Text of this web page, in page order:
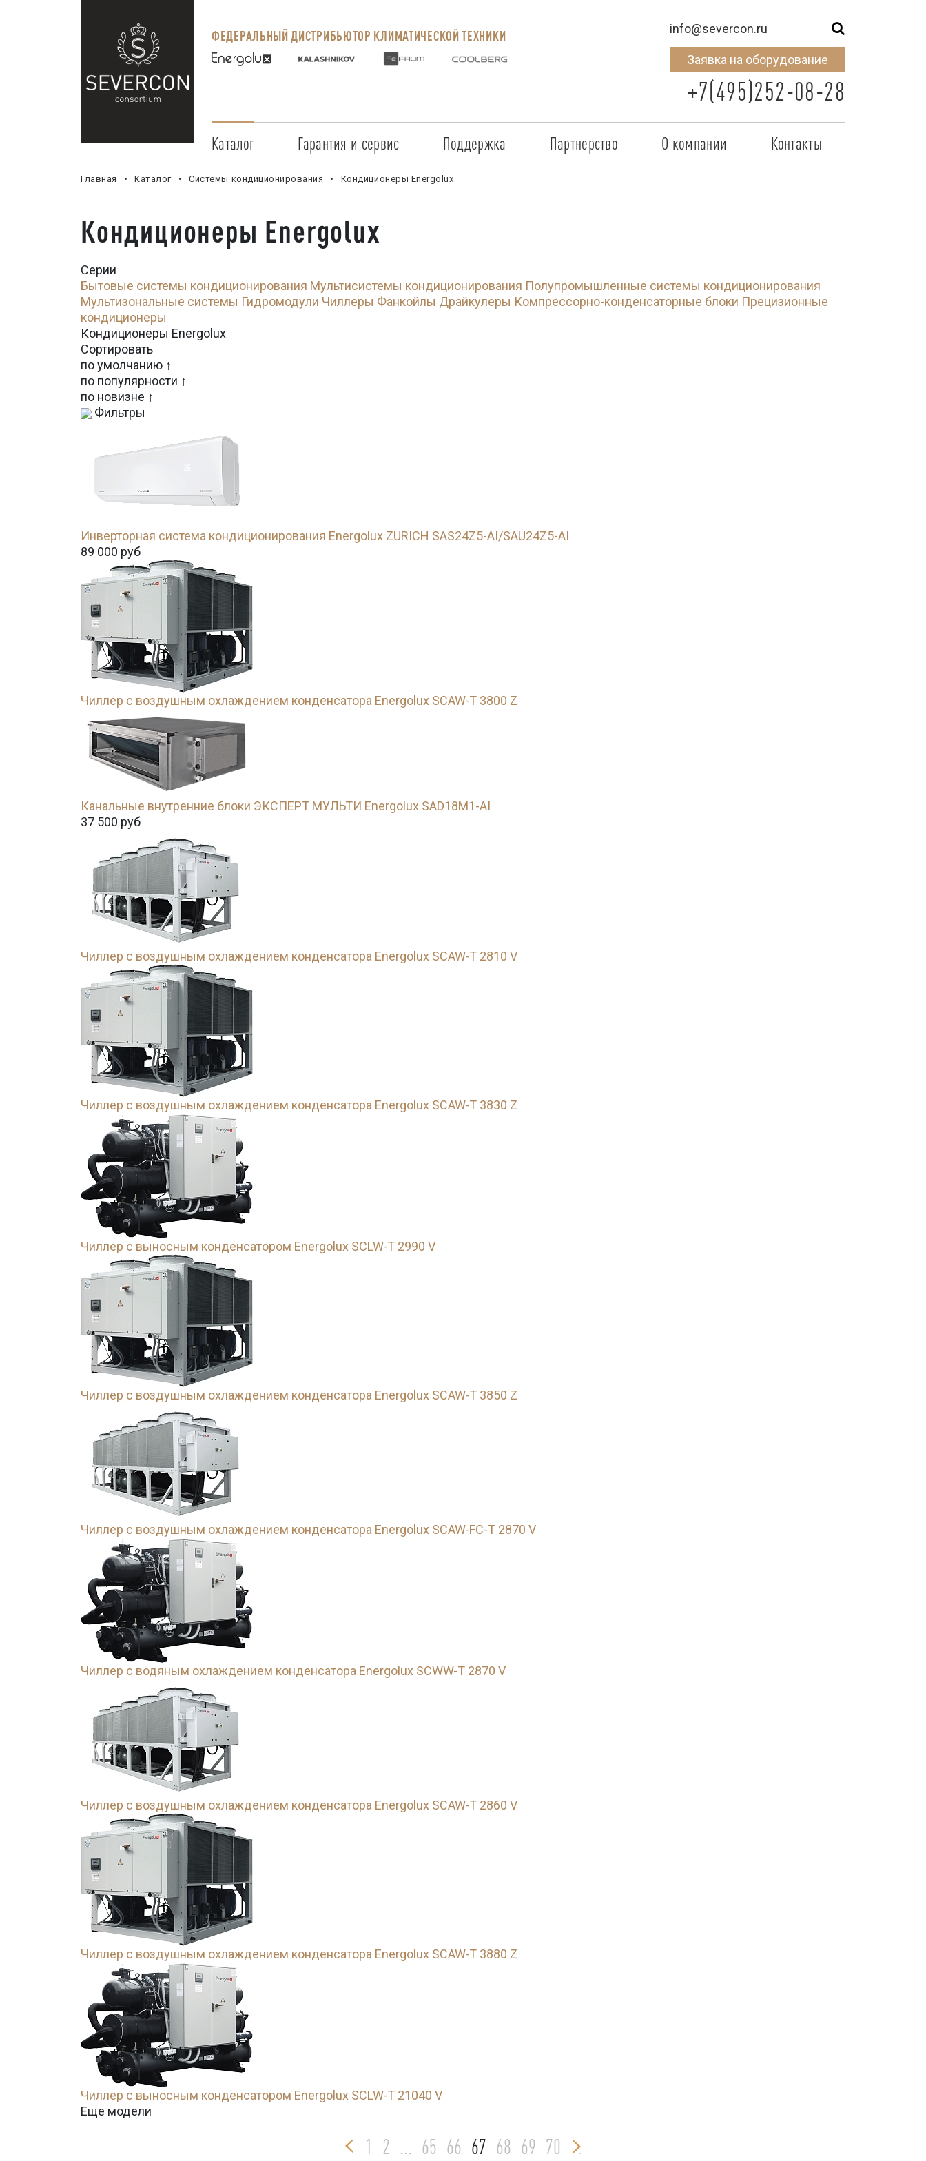
ФЕДЕРАЛЬНЫЙ ДИСТРИБЬЮТОР КЛИМАТИЧЕСКОЙ ТЕХНИКИ info@severcon.ru
Заявка на оборудование
+7(495)252-08-28
Каталог Гарантия и сервис
Сервисные центры
Прайс-лист на услуги
Поддержка
Маркетинговая поддержка
Партнерство
Черный список
О компании Контакты
Главная Каталог Системы кондиционирования Кондиционеры Energolux
Кондиционеры Energolux
Серии
Бытовые системы кондиционирования Мультисистемы кондиционирования Полупромышленные системы кондиционирования
Мультизональные системы Гидромодули Чиллеры Фанкойлы Драйкулеры Компрессорно-конденсаторные блоки Прецизионные
кондиционеры
Кондиционеры Energolux
Сортировать
по умолчанию ↑
по популярности ↑
по новизне ↑
Фильтры
Инверторная система кондиционирования Energolux ZURICH SAS24Z5-AI/SAU24Z5-AI
89 000 руб
Чиллер с воздушным охлаждением конденсатора Energolux SCAW-T 3800 Z
Канальные внутренние блоки ЭКСПЕРТ МУЛЬТИ Energolux SAD18M1-AI
37 500 руб
Чиллер с воздушным охлаждением конденсатора Energolux SCAW-T 2810 V
Чиллер с воздушным охлаждением конденсатора Energolux SCAW-T 3830 Z
Чиллер с выносным конденсатором Energolux SCLW-T 2990 V
Чиллер с воздушным охлаждением конденсатора Energolux SCAW-T 3850 Z
Чиллер с воздушным охлаждением конденсатора Energolux SCAW-FC-T 2870 V
Чиллер с водяным охлаждением конденсатора Energolux SCWW-T 2870 V
Чиллер с воздушным охлаждением конденсатора Energolux SCAW-T 2860 V
Чиллер с воздушным охлаждением конденсатора Energolux SCAW-T 3880 Z
Чиллер с выносным конденсатором Energolux SCLW-T 21040 V
Еще модели
1 2 ... 65 66 67 68 69 70